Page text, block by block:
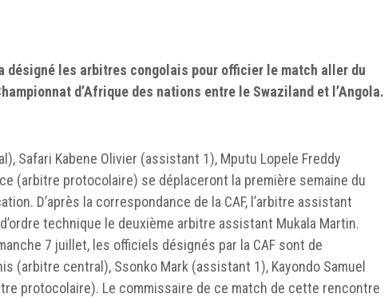
les arbitres congolais pour officier le match aller du
d’Afrique des nations entre le Swaziland et l’Angola.
Safari Kabene Olivier (assistant 1), Mputu Lopele Freddy
(arbitre protocolaire) se déplaceront la première semaine du
D’après la correspondance de la CAF, l’arbitre assistant
technique le deuxième arbitre assistant Mukala Martin.
7 juillet, les officiels désignés par la CAF sont de
(arbitre central), Ssonko Mark (assistant 1), Kayondo Samuel
protocolaire). Le commissaire de ce match de cette rencontre